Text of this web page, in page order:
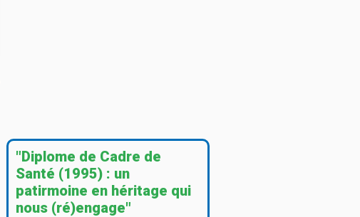
"Diplome de Cadre de
Santé (1995) : un
patirmoine en héritage qui
nous (ré)engage"